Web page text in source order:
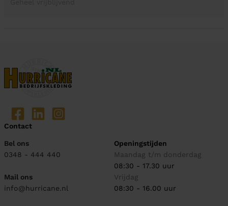
Contact
Bel ons
0348 - 444 440
Mail ons
info@hurricane.nl
Openingstijden
Maandag t/m donderdag
08:30 - 17.30 uur
Vrijdag
08:30 - 16.00 uur